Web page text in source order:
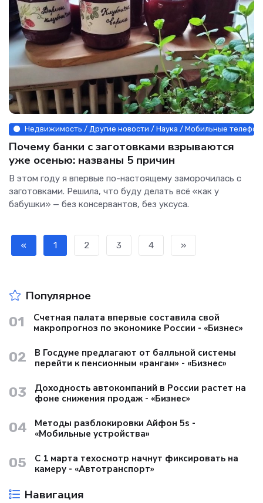
Недвижимость / Другие новости / Наука / Мобильные
Почему банки с заготовками взрываются
уже осенью: названы 5 причин
В этом году я впервые по-настоящему заморочилась с
заготовками. Решила, что буду делать всё «как у
бабушки» — без консервантов, без уксуса.
« 1 2 3 4 »
Популярное
01
Счетная палата впервые составила свой
макропрогноз по экономике России - «Бизнес»
02
В Госдуме предлагают от балльной системы
перейти к пенсионным «рангам» - «Бизнес»
03
Доходность автокомпаний в России растет на
фоне снижения продаж - «Бизнес»
04
Методы разблокировки Айфон 5s -
«Мобильные устройства»
05
С 1 марта техосмотр начнут фиксировать на
камеру - «Автотранспорт»
Навигация